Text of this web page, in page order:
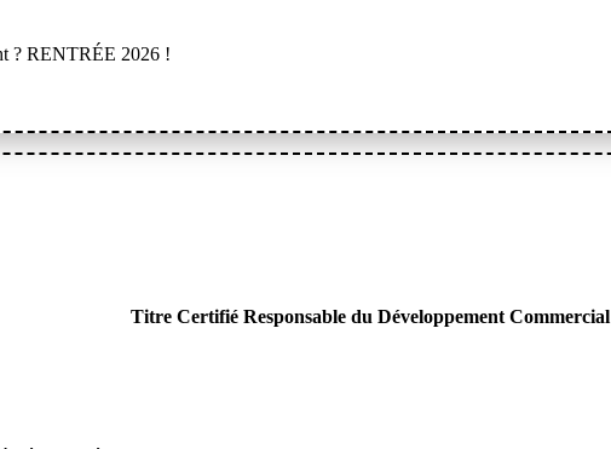
? RENTRÉE 2026 !
Titre Certifié Responsable du Développement Commercial